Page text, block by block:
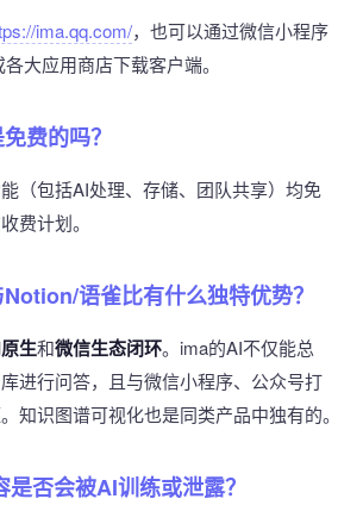
ima.qq.com/，也可以通过微信小程序
大应用商店下载客户端。
费的吗？
（包括AI处理、存储、团队共享）均免
费计划。
语雀比有什么独特优势？
生和微信生态闭环。ima的AI不仅能总
进行问答，且与微信小程序、公众号打
知识图谱可视化也是同类产品中独有的
否会被AI训练或泄露？